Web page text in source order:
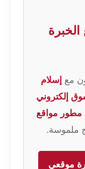
مع إسلام
إلكتروني
مطور مواقع
ملموسة.
موقعي